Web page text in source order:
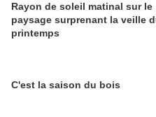
Rayon de soleil matinal sur le
paysage surprenant la veille
printemps
C'est la saison du bois